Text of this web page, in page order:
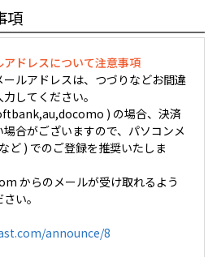
項
ドレスについて注意事項
ールアドレスは、つづりなどお間違
してください。
) の場合、決済
合がございますので、パソコンメ
) でのご登録を推奨いたしま
からのメールが受け取れるよう
い。
announce/8